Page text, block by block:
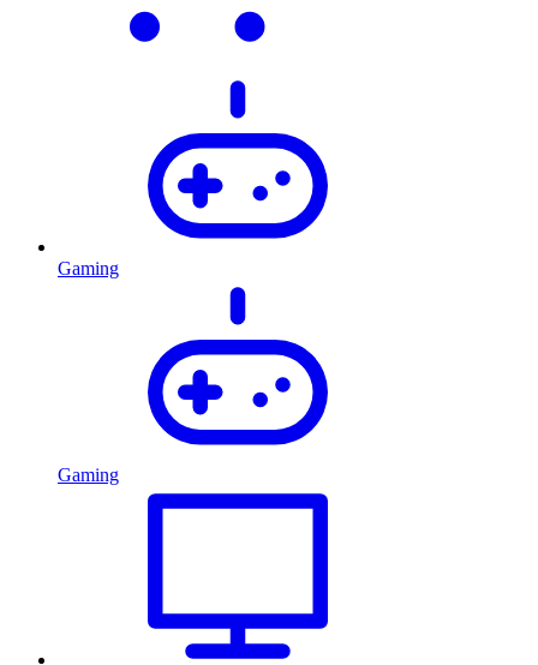
Gaming
Gaming